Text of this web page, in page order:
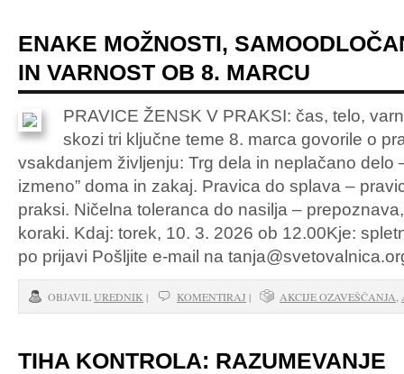
ENAKE MOŽNOSTI,
IN VARNOST OB 8. MARCU
PRAVICE ŽENSK V PRAKSI: čas, telo,
skozi tri ključne teme 8. marca govorile o
vsakdanjem življenju: Trg dela in neplačano delo
izmeno” doma in zakaj. Pravica do splava –
praksi. Ničelna toleranca do nasilja –
koraki. Kdaj: torek, 10. 3. 2026 ob 12.00Kje:
po prijavi Pošljite e-mail na
OBJAVILUREDNIK | KOMENTIRAJ | AKCIJE OZAVEŠČANJA
TIHA KONTROLA: RAZUMEVANJE